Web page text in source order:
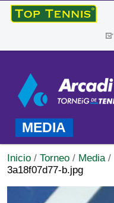
Cambiar
|
navegación
Personales
TORNEO
MEDIA
Inicio / Torneo / Media /
3a18f07d77-b.jpg